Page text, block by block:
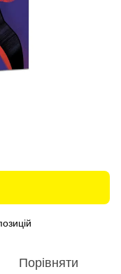
Порівняти